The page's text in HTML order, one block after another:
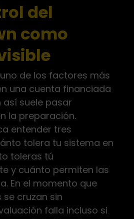
del
como
de los factores más
una cuenta financiada
suele pasar
la preparación.
entender tres
tolera tu sistema en
toleras tú
y cuánto permiten las
En el momento que
cruzan sin
falla incluso si